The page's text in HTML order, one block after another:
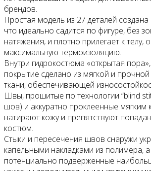
брендов.
Простая модель из 27 деталей
что идеально садится по фигуре, без
натяжения, и плотно прилегает к телу,
максимальную термоизоляцию.
Внутри гидрокостюма «открытая
покрытие сделано из мягкой и
ткани, обеспечивающей
Швы, прошитые по технологии “blind
шов) и аккуратно проклеенные мягким
натирают кожу и препятствуют
костюм.
Стыки и пересечения швов снаружи
капельными накладками из полимера,
потенциально подверженные